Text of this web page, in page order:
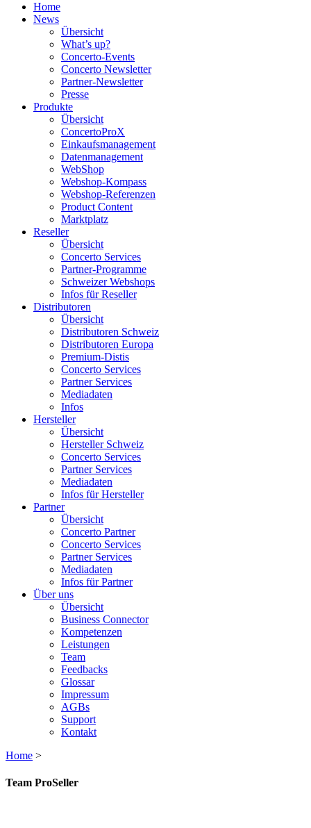
Home
News
Übersicht
What’s up?
Concerto-Events
Concerto Newsletter
Partner-Newsletter
Presse
Produkte
Übersicht
ConcertoProX
Einkaufsmanagement
Datenmanagement
WebShop
Webshop-Kompass
Webshop-Referenzen
Product Content
Marktplatz
Reseller
Übersicht
Concerto Services
Partner-Programme
Schweizer Webshops
Infos für Reseller
Distributoren
Übersicht
Distributoren Schweiz
Distributoren Europa
Premium-Distis
Concerto Services
Partner Services
Mediadaten
Infos
Hersteller
Übersicht
Hersteller Schweiz
Concerto Services
Partner Services
Mediadaten
Infos für Hersteller
Partner
Übersicht
Concerto Partner
Concerto Services
Partner Services
Mediadaten
Infos für Partner
Über uns
Übersicht
Business Connector
Kompetenzen
Leistungen
Team
Feedbacks
Glossar
Impressum
AGBs
Support
Kontakt
Home >
Team ProSeller